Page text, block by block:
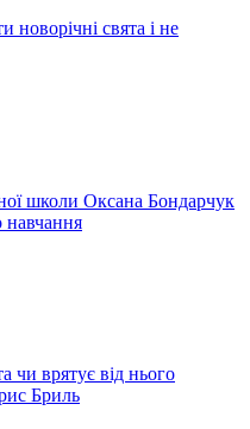
новорічні свята і не
школи Оксана Бондарчук
навчання
чи врятує від нього
Бриль